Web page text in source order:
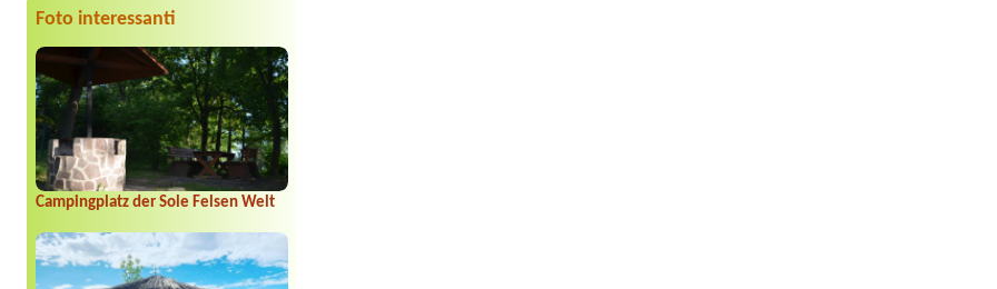
Foto interessanti
Campingplatz der Sole Felsen Welt